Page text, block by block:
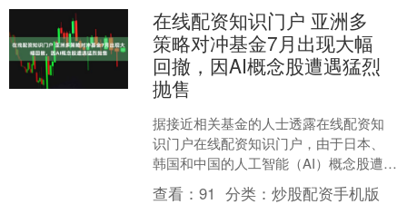
在线配资知识门户 亚洲多
策略对冲基金7月出现大幅
回撤，因AI概念股遭遇猛烈
抛售
据接近相关基金的人士透露在线配资知
识门户在线配资知识门户，由于日本、
韩国和中国的人工智能（AI）概念股遭遇
猛烈抛售，一些亚洲大型多策略基金在7
月遭遇今年以来的最....
查看：91 分类：炒股配资手机版